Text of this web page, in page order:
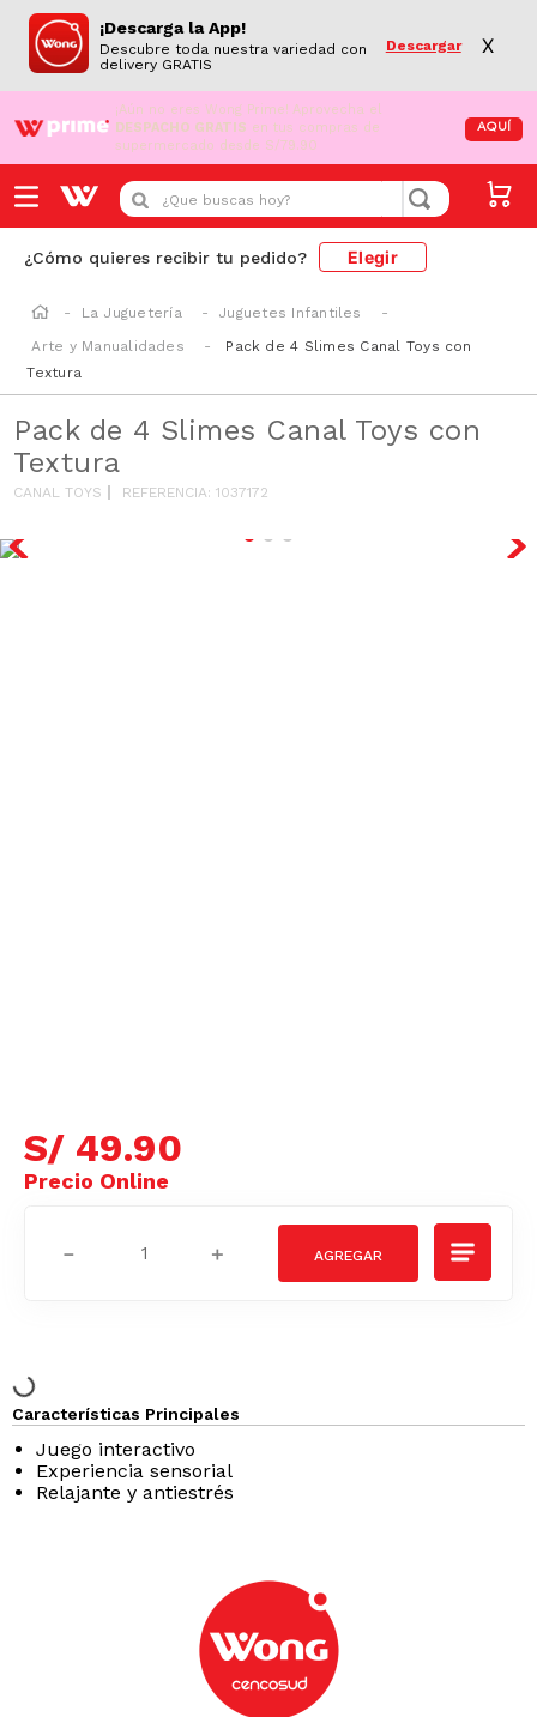
¡Descarga la App!
Descubre toda nuestra variedad con
delivery GRATIS
Descargar X
¡Aún no eres Wong Prime! Aprovecha el
DESPACHO GRATIS en tus compras de
supermercado desde S/79.90
AQUÍ
¿Que buscas hoy?
¿Cómo quieres recibir tu pedido? Elegir
La Juguetería
Juguetes Infantiles
Arte y Manualidades
Pack de 4 Slimes Canal Toys con
Textura
Pack de 4 Slimes Canal Toys con
Textura
CANAL TOYS REFERENCIA:1037172
S/ 49.90
＋
－
Características Principales
Juego interactivo
Experiencia sensorial
Relajante y antiestrés